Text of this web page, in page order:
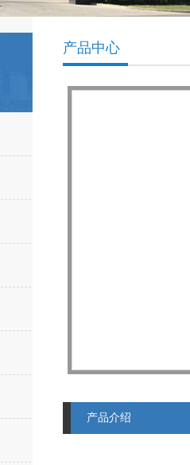
产品中心
产品介绍